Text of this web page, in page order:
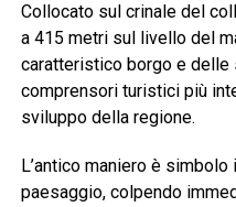
Collocato sul crinale del
a 415 metri sul livello del
caratteristico borgo e delle
comprensori turistici più
sviluppo della regione.
L’antico maniero è
paesaggio, colpendo